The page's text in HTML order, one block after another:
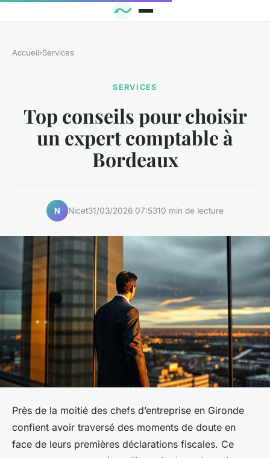
Accueil›Services
SERVICES
Top conseils pour choisir
un expert comptable à
Bordeaux
N Nicet31/03/2026 07:5310 min de lecture
Près de la moitié des chefs d’entreprise en Gironde
confient avoir traversé des moments de doute en
face de leurs premières déclarations fiscales. Ce